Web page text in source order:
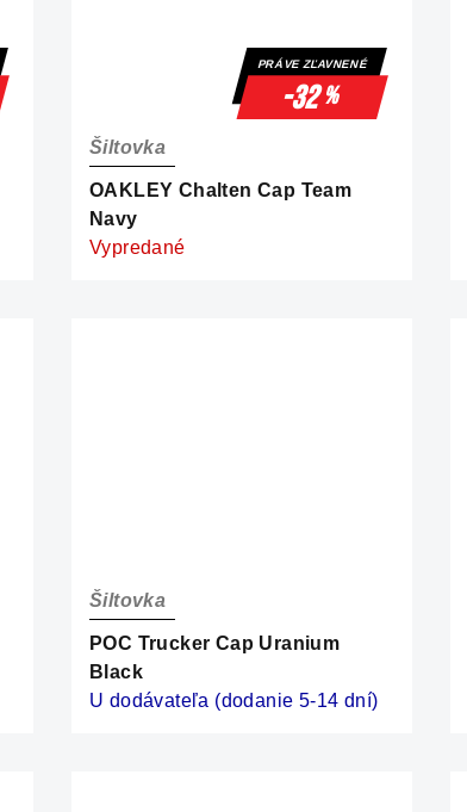
PRÁVE ZĽAVNENÉ
-32%
OAKLEY Chalten Cap Team
Navy
Šiltovka
Vypredané
POC Trucker Cap Uranium
Black
Šiltovka
U dodávateľa (dodanie 5-14 dní)